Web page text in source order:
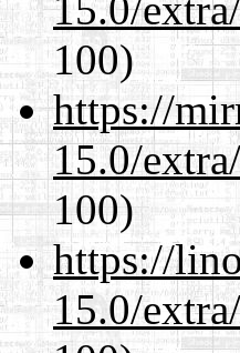
100)
https://
15.0/
100)
https://
15.0/